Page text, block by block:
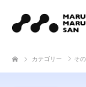
カテゴリー そ